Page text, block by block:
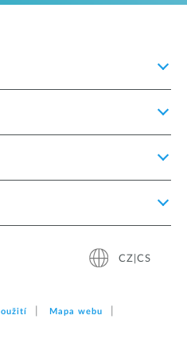
CZ|CS
Mapa webu